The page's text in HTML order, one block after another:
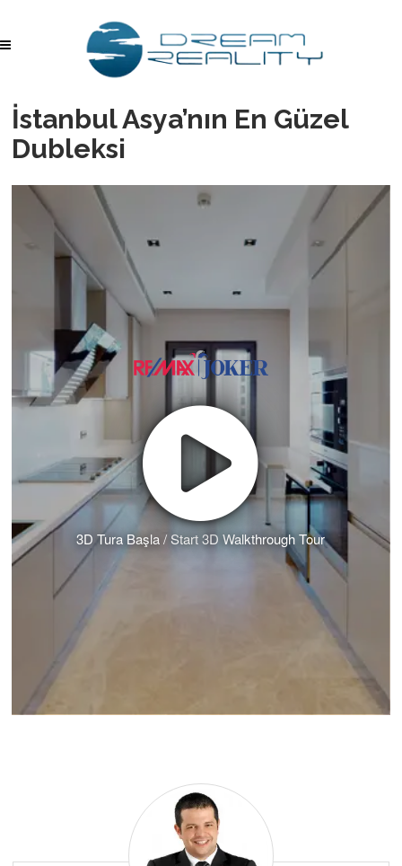
İstanbul Asya’nın En Güzel
Dubleksi
3D Tura Başla / Start 3D Walkthrough Tour
Eralp
Aran